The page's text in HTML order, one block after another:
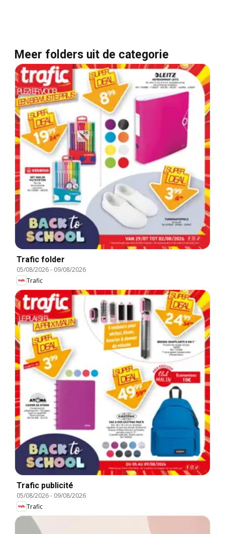
Meer folders uit de categorie
Trafic folder
05/08/2026- 09/08/2026
Trafic
Trafic publicité
05/08/2026- 09/08/2026
Trafic